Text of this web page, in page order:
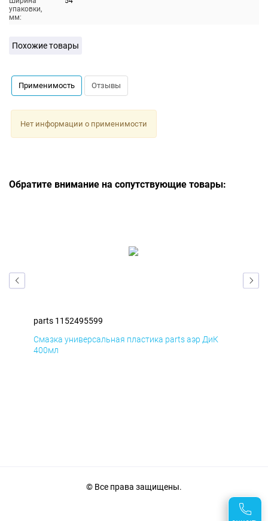
упаковки,
мм:
Похожие товары
Применимость Отзывы
Нет информации о применимости
Обратите внимание на сопутствующие товары:
parts 1152495599
Смазка универсальная пластика parts аэр ДиК
400мл
© Все права защищены.